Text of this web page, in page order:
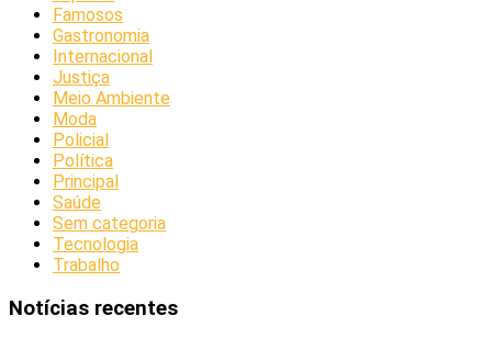
Famosos
Gastronomia
Internacional
Justiça
Meio Ambiente
Moda
Policial
Política
Principal
Saúde
Sem categoria
Tecnologia
Trabalho
Notícias recentes